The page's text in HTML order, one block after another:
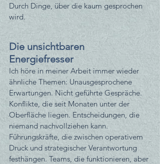
Durch Dinge, über die kaum gesprochen
wird.
Die unsichtbaren
Energiefresser
Ich höre in meiner Arbeit immer wieder
ähnliche Themen: Unausgesprochene
Erwartungen. Nicht geführte Gespräche.
Konflikte, die seit Monaten unter der
Oberfläche liegen. Entscheidungen, die
niemand nachvollziehen kann.
Führungskräfte, die zwischen operativem
Druck und strategischer Verantwortung
festhängen. Teams, die funktionieren, aber